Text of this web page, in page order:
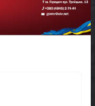
на працю